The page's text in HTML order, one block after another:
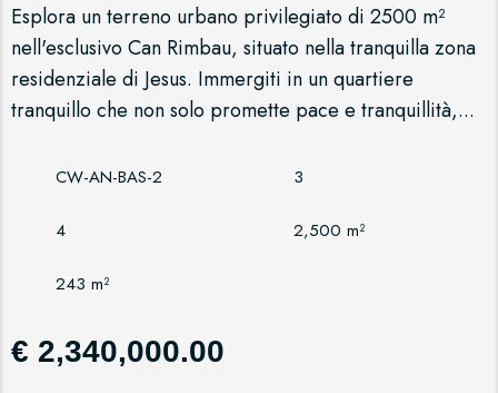
Esplora un terreno urbano privilegiato di 2500 m²
nell'esclusivo Can Rimbau, situato nella tranquilla zona
residenziale di Jesus. Immergiti in un quartiere
tranquillo che non solo promette pace e tranquillità,...
CW-AN-BAS-2 3
4 2,500 m²
243 m²
€ 2,340,000.00